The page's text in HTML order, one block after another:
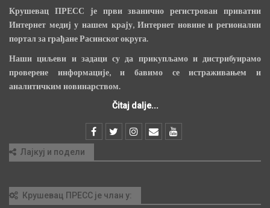
Крушевац ПРЕСС је први званично регистрован приватни
Интернет медиј у нашем крају, Интернет новине и регионални
портал за грађане Расинског округа.
Наши циљеви и задаци су да прикупљамо и дистрибуирамо
проверене информације, и бавимо се истраживањем и
аналитичким новинарством.
Čitaj dalje...
Лајкуј и подели
Крушевац ПРЕСС је члан у: